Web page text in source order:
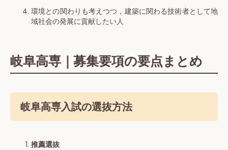
環境との関わりも考えつつ，建築に関わる技術者として地
域社会の発展に貢献したい人
岐阜高専｜募集要項の要点まとめ
岐阜高専入試の選抜方法
推薦選抜